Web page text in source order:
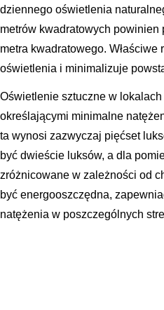
dziennego oświetlenia
metrów kwadratowych powinien
metra kwadratowego.
oświetlenia i minimalizuje
Oświetlenie sztuczne w
określającymi minimalne
ta wynosi zazwyczaj pięćset
być dwieście luksów, a dla
zróżnicowane w zależności od
być energooszczędna,
natężenia w poszczególnych